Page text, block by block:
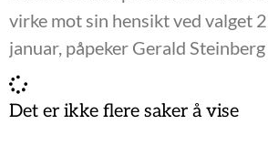
virke mot sin hensikt ved valget
januar, påpeker Gerald Steinberg
Det er ikke flere saker å vise